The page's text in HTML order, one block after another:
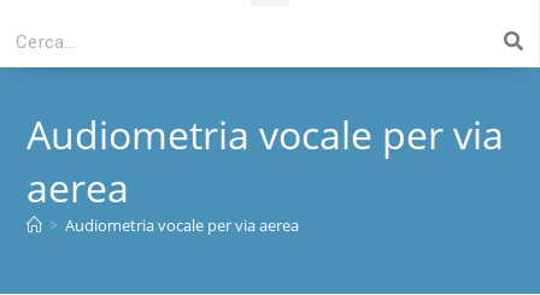
Audiometria vocale per via
aerea
> Audiometria vocale per via aerea